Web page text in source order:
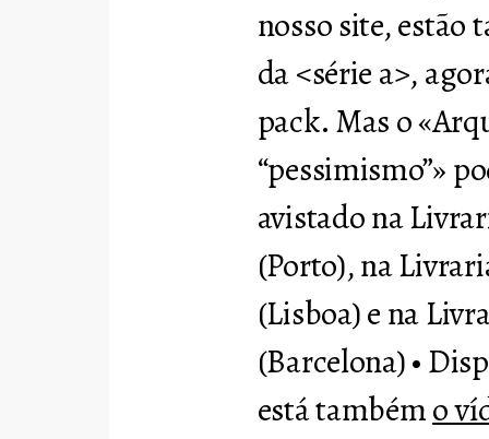
nosso site, estão
da <série a>,
pack. Mas o
“pessimismo”»
avistado na
(Porto), na
(Lisboa) e na
(Barcelona) •
está tambémo